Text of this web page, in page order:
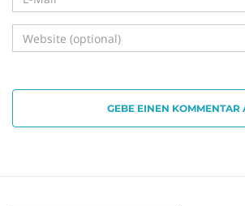
GEBE EINEN KOMMENTAR